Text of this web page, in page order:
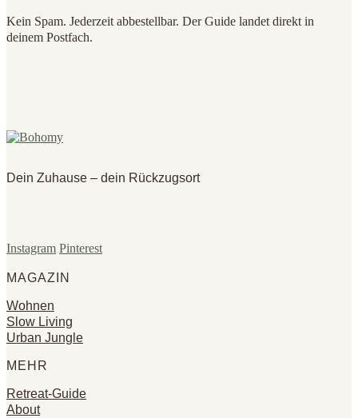
Kein Spam. Jederzeit abbestellbar. Der Guide landet direkt in
deinem Postfach.
Dein Zuhause – dein Rückzugsort
Instagram Pinterest
MAGAZIN
Wohnen
Slow Living
Urban Jungle
MEHR
Retreat-Guide
About